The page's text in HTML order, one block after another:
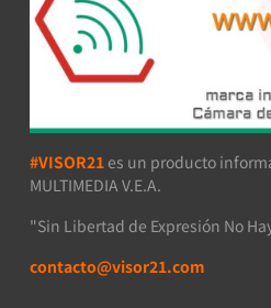
#VISOR21 es un producto
MULTIMEDIA V.E.A.
"Sin Libertad de Expresión No
contacto@visor21.com